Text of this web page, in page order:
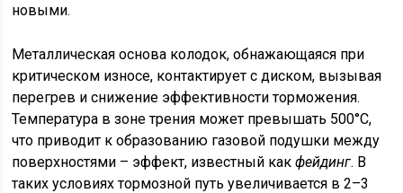
новыми.
Металлическая основа колодок, обнажающаяся при
критическом износе, контактирует с диском, вызывая
перегрев и снижение эффективности торможения.
Температура в зоне трения может превышать 500°C,
что приводит к образованию газовой подушки между
поверхностями – эффект, известный какфейдинг. В
таких условиях тормозной путь увеличивается в 2–3